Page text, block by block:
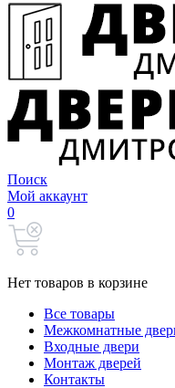
Поиск
Мой аккаунт
0
Нет товаров в корзине
Все товары
Межкомнатные
Входные двери
Монтаж дверей
Контакты